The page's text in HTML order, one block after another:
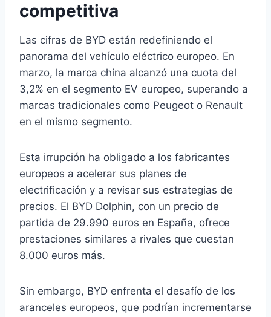
competitiva
Las cifras de BYD están redefiniendo el
panorama del vehículo eléctrico europeo. En
marzo, la marca china alcanzó una cuota del
3,2% en el segmento EV europeo, superando a
marcas tradicionales como Peugeot o Renault
en el mismo segmento.
Esta irrupción ha obligado a los fabricantes
europeos a acelerar sus planes de
electrificación y a revisar sus estrategias de
precios. El BYD Dolphin, con un precio de
partida de 29.990 euros en España, ofrece
prestaciones similares a rivales que cuestan
8.000 euros más.
Sin embargo, BYD enfrenta el desafío de los
aranceles europeos, que podrían incrementarse